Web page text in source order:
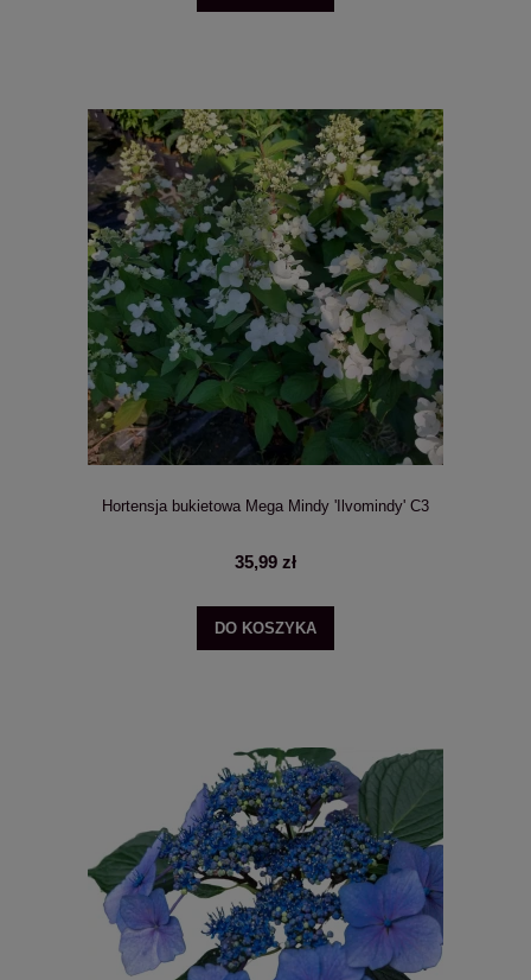
Hortensja bukietowa Mega Mindy 'Ilvomindy' C3
35,99 zł
DO KOSZYKA